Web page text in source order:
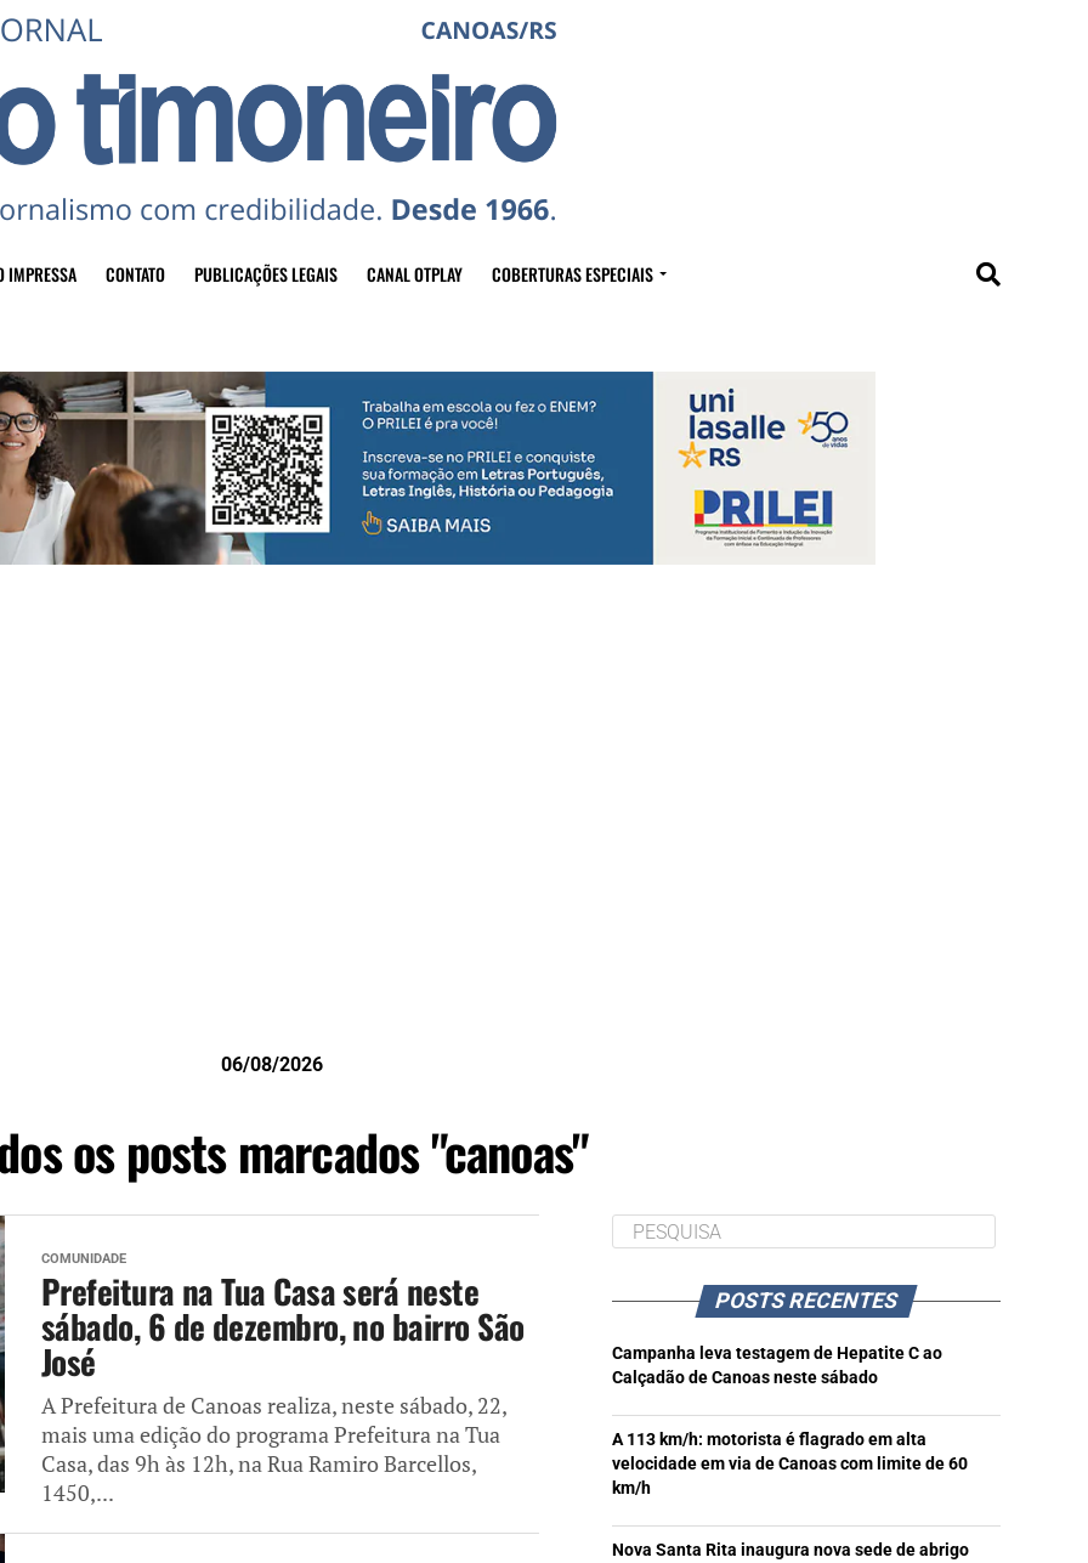
IMPRESSA CONTATO PUBLICAÇÕES LEGAIS CANAL OTPLAY COBERTURAS ESPECIAIS
06/08/2026
os posts marcados "canoas"
COMUNIDADE
Prefeitura na Tua Casa será neste
sábado, 6 de dezembro, no bairro São
José
A Prefeitura de Canoas realiza, neste sábado, 22,
mais uma edição do programa Prefeitura na Tua
Casa, das 9h às 12h, na Rua Ramiro Barcellos,
1450,...
POSTS RECENTES
Campanha leva testagem de Hepatite C ao
Calçadão de Canoas neste sábado
A 113 km/h: motorista é flagrado em alta
velocidade em via de Canoas com limite de 60
km/h
Nova Santa Rita inaugura nova sede de abrigo